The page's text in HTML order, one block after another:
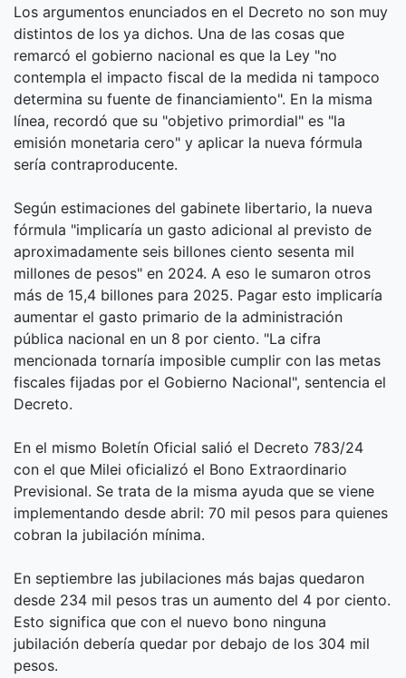
Los argumentos enunciados en el Decreto no son muy
distintos de los ya dichos. Una de las cosas que
remarcó el gobierno nacional es que la Ley "no
contempla el impacto fiscal de la medida ni tampoco
determina su fuente de financiamiento". En la misma
línea, recordó que su "objetivo primordial" es "la
emisión monetaria cero" y aplicar la nueva fórmula
sería contraproducente.
Según estimaciones del gabinete libertario, la nueva
fórmula "implicaría un gasto adicional al previsto de
aproximadamente seis billones ciento sesenta mil
millones de pesos" en 2024. A eso le sumaron otros
más de 15,4 billones para 2025. Pagar esto implicaría
aumentar el gasto primario de la administración
pública nacional en un 8 por ciento. "La cifra
mencionada tornaría imposible cumplir con las metas
fiscales fijadas por el Gobierno Nacional", sentencia el
Decreto.
En el mismo Boletín Oficial salió el Decreto 783/24
con el que Milei oficializó el Bono Extraordinario
Previsional. Se trata de la misma ayuda que se viene
implementando desde abril: 70 mil pesos para quienes
cobran la jubilación mínima.
En septiembre las jubilaciones más bajas quedaron
desde 234 mil pesos tras un aumento del 4 por ciento.
Esto significa que con el nuevo bono ninguna
jubilación debería quedar por debajo de los 304 mil
pesos.